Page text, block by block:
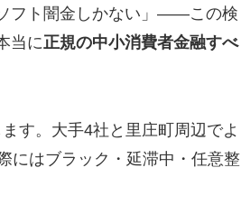
フト闇金しかない」——この検
当に正規の中小消費者金融すべ
す。大手4社と里庄町周辺でよ
にはブラック・延滞中・任意整